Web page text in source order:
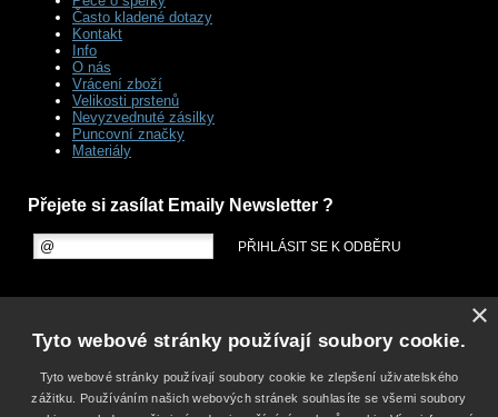
Často kladené dotazy
Kontakt
Info
O nás
Vrácení zboží
Velikosti prstenů
Nevyzvednuté zásilky
Puncovní značky
Materiály
Přejete si zasílat Emaily Newsletter ?
×
Tyto webové stránky používají soubory cookie.
Tyto webové stránky používají soubory cookie ke zlepšení uživatelského
zážitku. Používáním našich webových stránek souhlasíte se všemi soubory